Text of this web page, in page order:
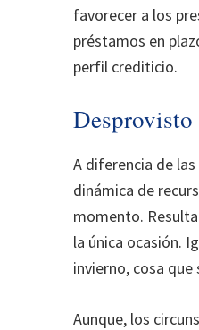
favorecer a los
préstamos en
perfil crediticio.
Desprovisto
A diferencia de
dinámica de
momento.
la única ocasión.
invierno, cosa
Aunque, los